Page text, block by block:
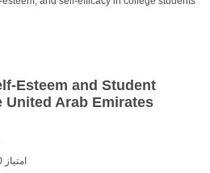
Esteem and Student
United Arab Emirates
امتیاز 5.00 (1 رای)